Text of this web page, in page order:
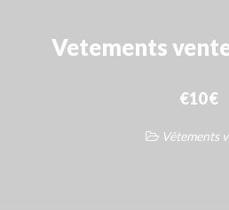
Vetements
€10 €
Vêtements